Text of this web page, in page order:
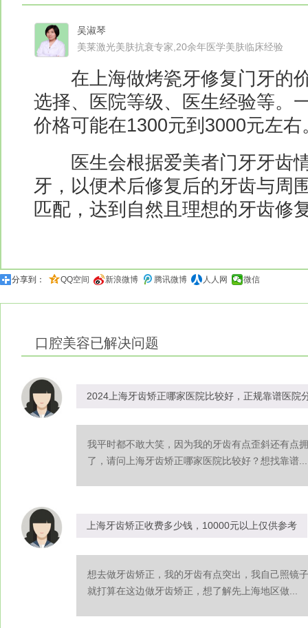
吴淑琴
美莱激光美肤抗衰专家,20余年医学美肤临床经验
在上海做烤瓷牙修复门牙的
选择、医院等级、医生经验等。
价格可能在1300元到3000元左右
医生会根据爱美者门牙牙齿
牙，以便术后修复后的牙齿与周
匹配，达到自然且理想的牙齿修
分享到： QQ空间 新浪微博 腾讯微博 人人网 微信
口腔美容已解决问题
2024上海牙齿矫正哪家医院比较好，正规靠谱医院
我平时都不敢大笑，因为我的牙齿有点歪斜还有点
了，请问上海牙齿矫正哪家医院比较好？想找靠谱...
上海牙齿矫正收费多少钱，10000元以上仅供参考
想去做牙齿矫正，我的牙齿有点突出，我自己照镜
就打算在这边做牙齿矫正，想了解先上海地区做...